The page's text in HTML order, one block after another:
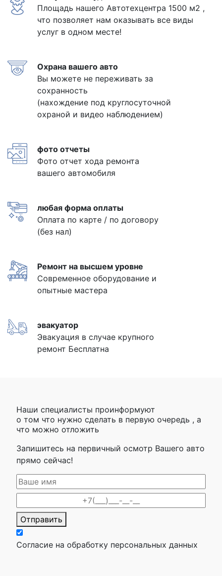
Площадь нашего Автотехцентра 1500 м2 ,
что позволяет нам оказывать все виды
услуг в одном месте!
Охрана вашего авто
Вы можете не переживать за
сохранность
(нахождение под круглосуточной
охраной и видео наблюдением)
фото отчеты
Фото отчет хода ремонта
вашего автомобиля
любая форма оплаты
Оплата по карте / по договору
(без нал)
Ремонт на высшем уровне
Современное оборудование и
опытные мастера
эвакуатор
Эвакуация в случае крупного
ремонт Бесплатна
Наши специалисты проинформуют
о том что нужно сделать в первую очередь , а
что можно отложить
Запишитесь на первичный осмотр Вашего авто
прямо сейчас!
Отправить
Согласие на обработку персональных данных